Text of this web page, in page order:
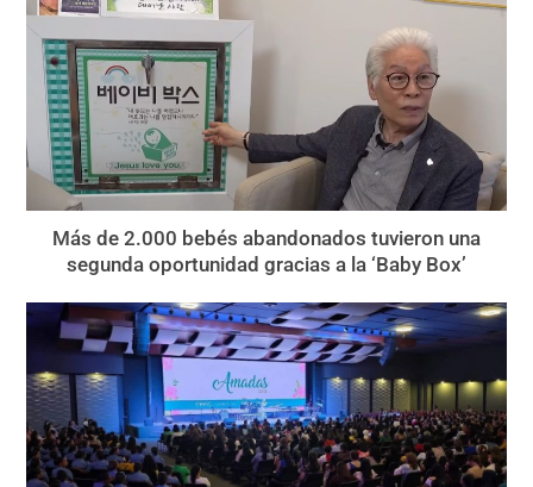
Más de 2.000 bebés abandonados tuvieron una
segunda oportunidad gracias a la ‘Baby Box’